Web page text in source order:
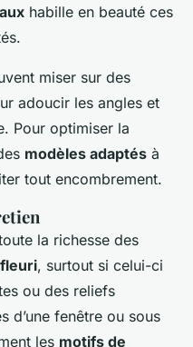
habille en beauté ces
miser sur des
adoucir les angles et
Pour optimiser la
modèles adaptés à
tout encombrement.
la richesse des
, surtout si celui-ci
ou des reliefs
d’une fenêtre ou sous
les motifs de